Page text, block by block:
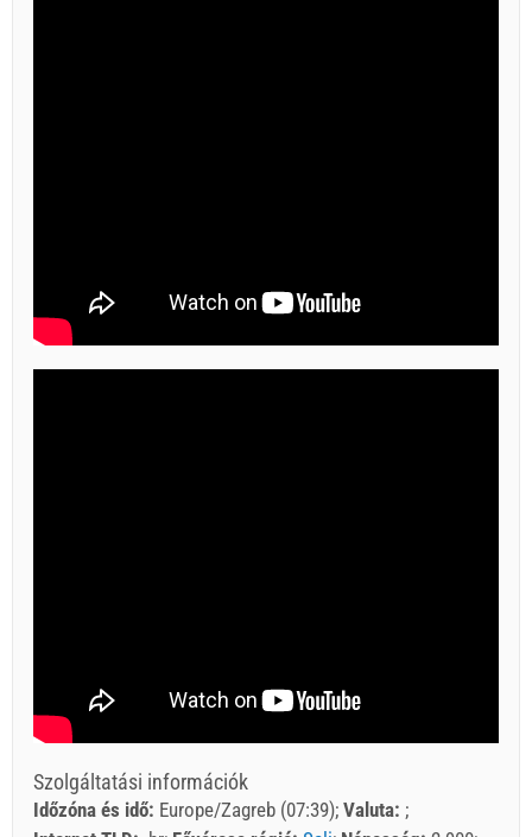
Szolgáltatási információk
Időzóna és idő: Europe/Zagreb (07:39) Valuta: